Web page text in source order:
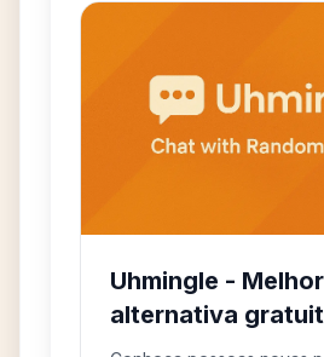
Uhmingle - Melhor
alternativa
Omegle